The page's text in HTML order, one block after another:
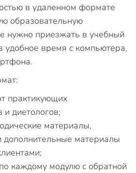
в удаленном формате
образовательную
нужно приезжать в учебный
удобное время с компьютера,
практикующих
и диетологов;
материалы,
дополнительные материалы
каждому модулю с обратной